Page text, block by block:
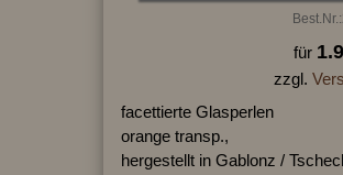
für
zzgl.
facettierte Glasperlen
orange transp.,
hergestellt in Gablonz /